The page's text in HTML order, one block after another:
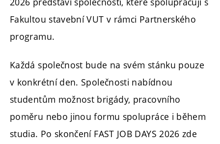
Fakultou stavební VUT v rámci Partnerského
programu.
Každá společnost bude na svém stánku pouze
v konkrétní den. Společnosti nabídnou
studentům možnost brigády, pracovního
poměru nebo jinou formu spolupráce i během
studia. Po skončení FAST JOB DAYS 2026 zde